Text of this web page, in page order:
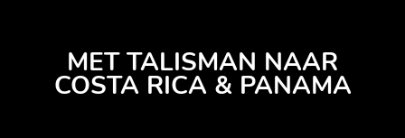
MET TALISMAN NAAR
COSTA RICA & PANAMA